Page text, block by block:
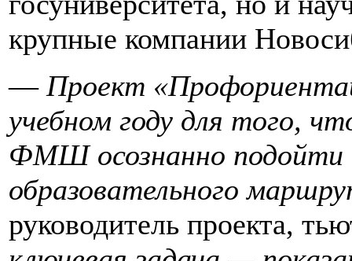
крупные компании
— Проект
учебном году для того,
ФМШ осознанно подойти
образовательного
руководитель проекта,